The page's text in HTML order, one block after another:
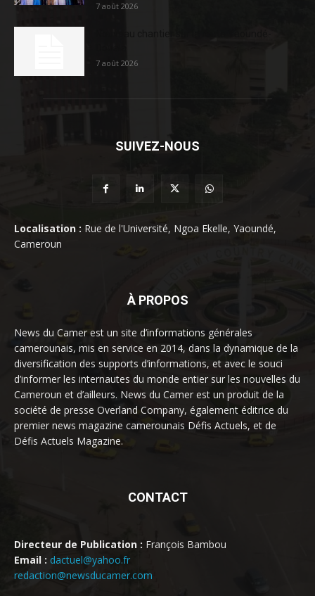
7 août 2026
7 août 2026
SUIVEZ-NOUS
Localisation : Rue de l'Université, Ngoa Ekelle, Yaoundé,
Cameroun
À PROPOS
News du Camer est un site d’informations générales
camerounais, mis en service en 2014, dans la dynamique de la
diversification des supports d’informations, et avec le souci
d’informer les internautes du monde entier sur les nouvelles du
Cameroun et d’ailleurs. News du Camer est un produit de la
société de presse Overland Company, également éditrice du
premier news magazine camerounais Défis Actuels, et de
Défis Actuels Magazine.
CONTACT
Directeur de Publication : François Bambou
Email : dactuel@yahoo.fr
redaction@newsducamer.com